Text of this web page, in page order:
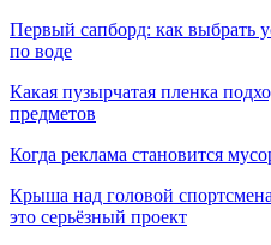
Первый сапборд: как выбрать
по воде
Какая пузырчатая пленка
предметов
Когда реклама становится
Крыша над головой
это серьёзный проект